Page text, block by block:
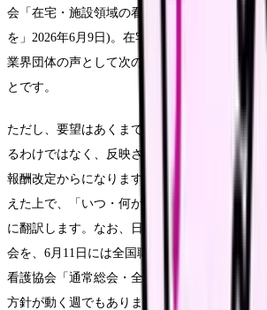
会「在宅・施設領域の看護職員の処遇改善と
を」2026年6月9日)。在宅・施設で働く看護師
業界団体の声として次の改定論議に正式に持
とです。
ただし、要望はあくまで「議論の出発点」で
るわけではなく、反映されるとしても令和9年
報酬改定からになります。この記事では、要
えた上で、「いつ・何が変わり得るか」と「
に翻訳します。なお、日本看護協会は6月10日
会を、6月11日には全国職能別交流集会を開催
看護協会「通常総会・全国職能別交流集会」)
方針が動く週でもあります。